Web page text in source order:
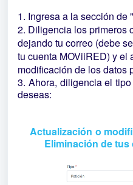
1. Ingresa a la sección de
2. Diligencia los primeros
dejando tu correo (debe
tu cuenta MOViiRED) y
modificación de los datos
3. Ahora, diligencia el
deseas:
Actualización o
Eliminación de tus